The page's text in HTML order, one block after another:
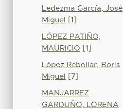
Ledezma García, José
Miguel
[1]
LÓPEZ PATIÑO,
MAURICIO [1]
López Rebollar, Boris
Miguel
[7]
MANJARREZ
GARDUÑO, LORENA